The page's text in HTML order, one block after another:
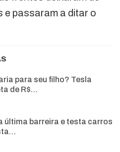
e passaram a ditar o
para seu filho? Tesla
de R$…
última barreira e testa carros